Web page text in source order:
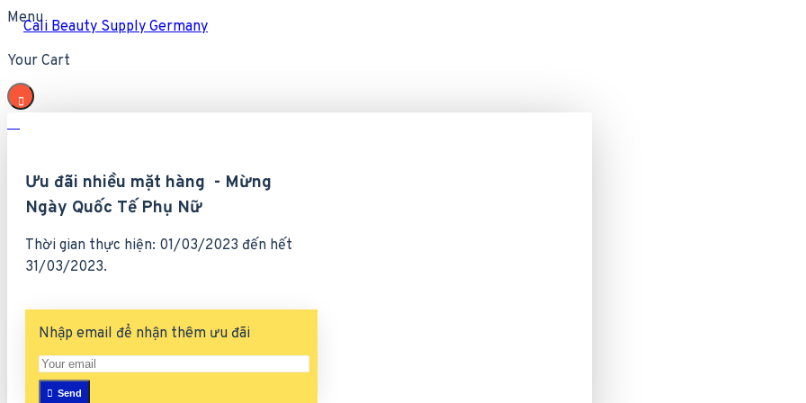
Menu
Your Cart
Ưu đãi nhiều mặt hàng - Mừng
Ngày Quốc Tế Phụ Nữ
Thời gian thực hiện: 01/03/2023 đến hết
31/03/2023.
Nhập email để nhận thêm ưu đãi
Send
Cali Beauty Supply Germany